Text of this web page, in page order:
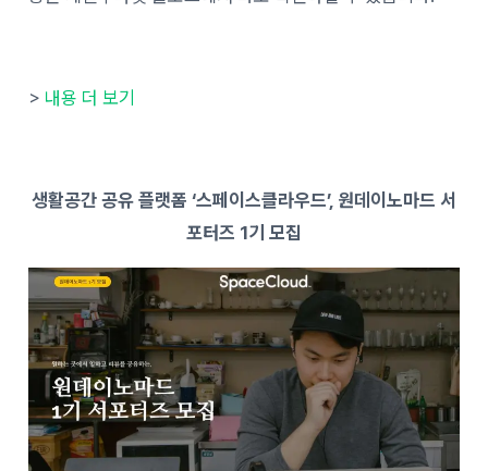
> 내용 더 보기
생활공간 공유 플랫폼 ‘스페이스클라우드’, 원데이노마드 서
포터즈 1기 모집